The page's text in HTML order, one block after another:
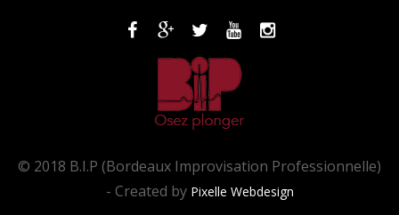
© 2018 B.I.P (Bordeaux Improvisation Professionnelle)
- Created by Pixelle Webdesign